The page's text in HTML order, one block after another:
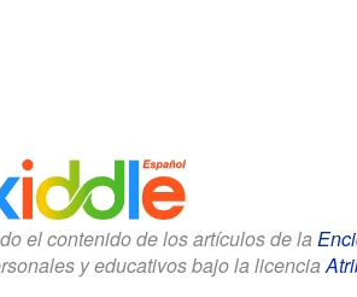
el contenido de los artículos de la
y educativos bajo la licencia